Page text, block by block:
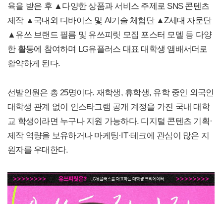
육을 받은 후 ▲다양한 상품과 서비스 주제로 SNS 콘텐츠
제작 ▲국내외 디바이스 및 AI기술 체험단 ▲Z세대 자문단
▲유쓰 브랜드 필름 및 유쓰피릿 모집 포스터 모델 등 다양
한 활동에 참여하며 LG유플러스 대표 대학생 앰배서더로
활약하게 된다.
선발인원은 총 25명이다. 재학생, 휴학생, 유학 중인 외국인
대학생 관계 없이 인스타그램 공개 계정을 가진 국내 대학
교 학생이라면 누구나 지원 가능하다. 디지털 콘텐츠 기획·
제작 역량을 보유하거나 마케팅·IT·테크에 관심이 많은 지
원자를 우대한다.